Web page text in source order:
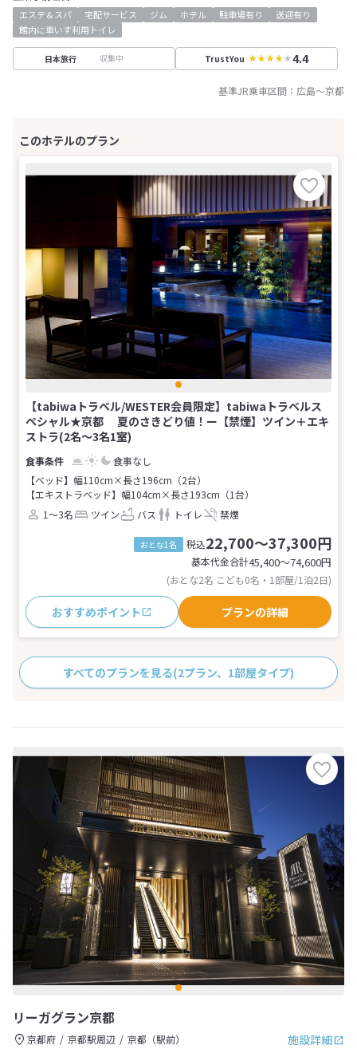
エステ＆スパ 宅配サービス ジム ホテル 駐車場有り
送迎有り
館内に車いす利用トイレ
日本旅行 収集中 TrustYou 4.4
基準JR乗車区間： 広島～京都
【tabiwaトラベル/WESTER会員限定】tabiwaトラベルス
ペシャル★京都 夏のさきどり値！ー【禁煙】ツイン＋エキ
ストラ(2名～3名1室)
食事なし
【ベッド】幅110cm×長さ196cm（2台）
【エキストラベッド】幅104cm×長さ193cm（1台）
1～3名
ツイン バス トイレ 禁煙
おとな1名 税込22,700～37,300円
基本代金合計45,400〜74,600円
(おとな2名 こども0名・1部屋/1泊2日)
おすすめポイント プランの詳細
すべてのプランを見る(2プラン、1部屋タイプ)
リーガグラン京都
施設詳細
京都府 京都駅周辺
京都（駅前）